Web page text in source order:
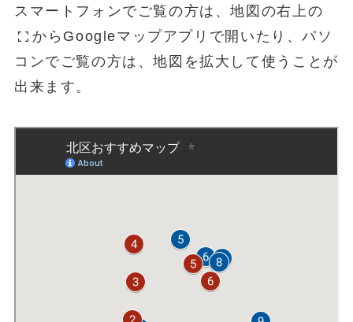
スマートフォンでご覧の方は、地図の右上の
からGoogleマップアプリで開いたり、パソ
コンでご覧の方は、地図を拡大して使うことが
出来ます。